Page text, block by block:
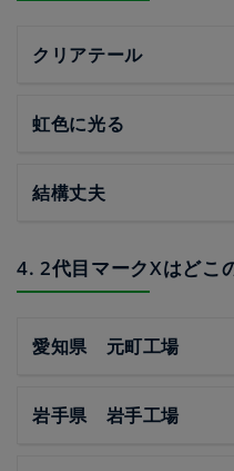
クリアテール
虹色に光る
結構丈夫
4. 2代目マークXはどこ
愛知県 元町工場
岩手県 岩手工場